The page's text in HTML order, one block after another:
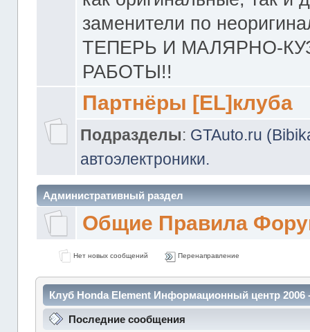
заменители по
ТЕПЕРЬ И МАЛЯРНО-
РАБОТЫ!!
Партнёры [EL]клуба
Подразделы: GTAuto.ru
автоэлектроники.
Административный раздел
Общие Правила
Нет новых сообщений Перенаправление
Клуб Honda Element Информационный центр
Последние сообщения